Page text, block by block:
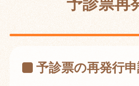
予診票の再発行